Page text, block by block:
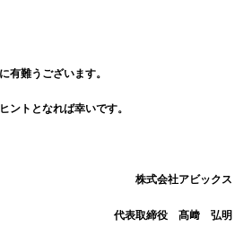
有難うございます。
ントとなれば幸いです。
株式会社アビックス
代表取締役 髙﨑 弘明